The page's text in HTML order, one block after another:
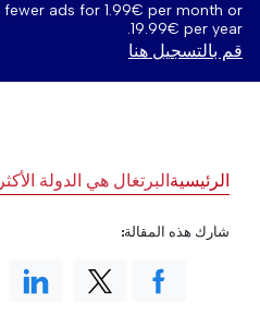
fewer ads for 1.99€ per month or
19.99€ per year.
قم بالتسجيل هنا
الرئيسيةالبرتغال هي الدولة
شارك هذه المقالة: